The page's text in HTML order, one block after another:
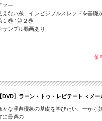
マー
えない糸、インビジブルスレッドを基礎
１巻 / 第２巻
ンプル動画あり
価
【DVD】ラーン・トゥ・レビテート ＜メー
々な浮遊現象の基礎を学びたい、一から
に最適の